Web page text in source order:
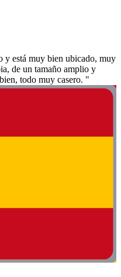
y está muy bien ubicado, muy
de un tamaño amplio y
todo muy casero. "